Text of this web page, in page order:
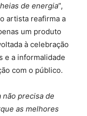
de energia”,
artista reafirma a
um produto
à celebração
e a informalidade
com o público.
não precisa de
as melhores